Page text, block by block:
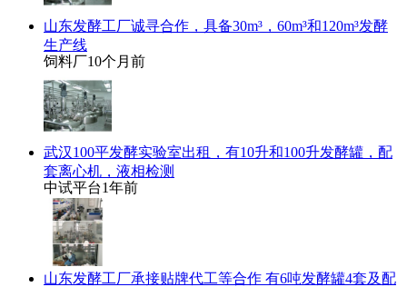
山东发酵工厂诚寻合作，具备30m³，60m³和120m³发酵
生产线
饲料厂10个月前
武汉100平发酵实验室出租，有10升和100升发酵罐，配
套离心机，液相检测
中试平台1年前
山东发酵工厂承接贴牌代工等合作 有6吨发酵罐4套及配